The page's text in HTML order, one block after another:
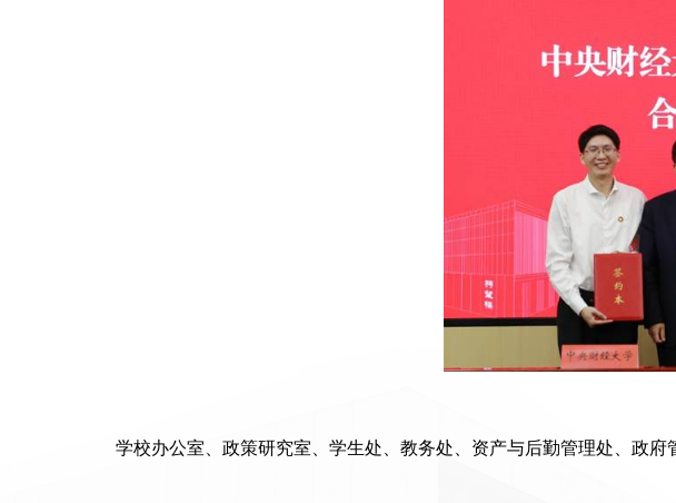
学校办公室、政策研究室、学生处、教务处、资产与后勤管理处、政